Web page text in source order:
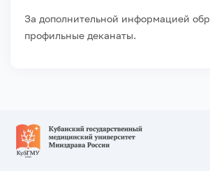
За дополнительной информацией
профильные деканаты.